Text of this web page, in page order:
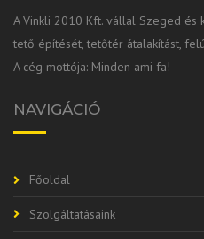
A Vinkli 2010 Kft. vállal Szeged és
tető építését, tetőtér átalakítást,
A cég mottója: Minden ami fa!
NAVIGÁCIÓ
Főoldal
Szolgáltatásaink